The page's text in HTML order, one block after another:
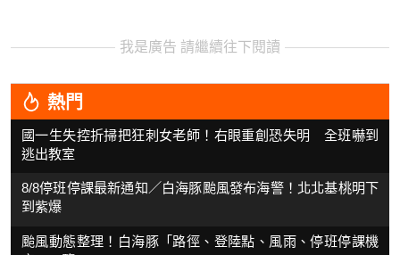
我是廣告 請繼續往下閱讀
熱門
國一生失控折掃把狂刺女老師！右眼重創恐失明 全班嚇到
逃出教室
8/8停班停課最新通知／白海豚颱風發布海警！北北基桃明下
到紫爆
颱風動態整理！白海豚「路徑、登陸點、風雨、停班停課機